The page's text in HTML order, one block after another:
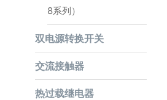
8系列）
双电源转换开关
交流接触器
热过载继电器